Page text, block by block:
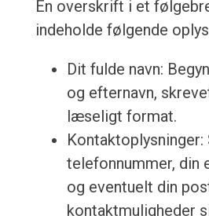
En overskrift i et
indeholde følgende
Dit fulde navn:
og efternavn,
læseligt format.
Kontaktoplysninger:
telefonnummer, din
og eventuelt din
kontaktmuligheder